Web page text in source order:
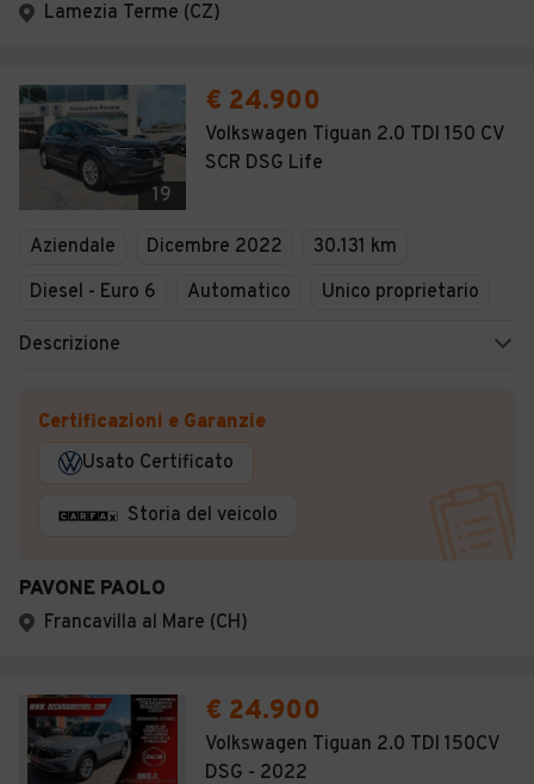
Lamezia Terme (CZ)
19
€ 24.900
Volkswagen Tiguan 2.0 TDI 150 CV
SCR DSG Life
Aziendale Dicembre 2022
30.131 km
Diesel - Euro 6
Automatico Unico proprietario
Descrizione
Certificazioni e Garanzie
Usato Certificato
Storia del veicolo
PAVONE PAOLO
Francavilla al Mare (CH)
€ 24.900
Volkswagen Tiguan 2.0 TDI 150CV
DSG - 2022